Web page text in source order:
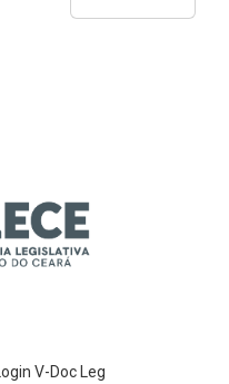
Login V-Doc Leg